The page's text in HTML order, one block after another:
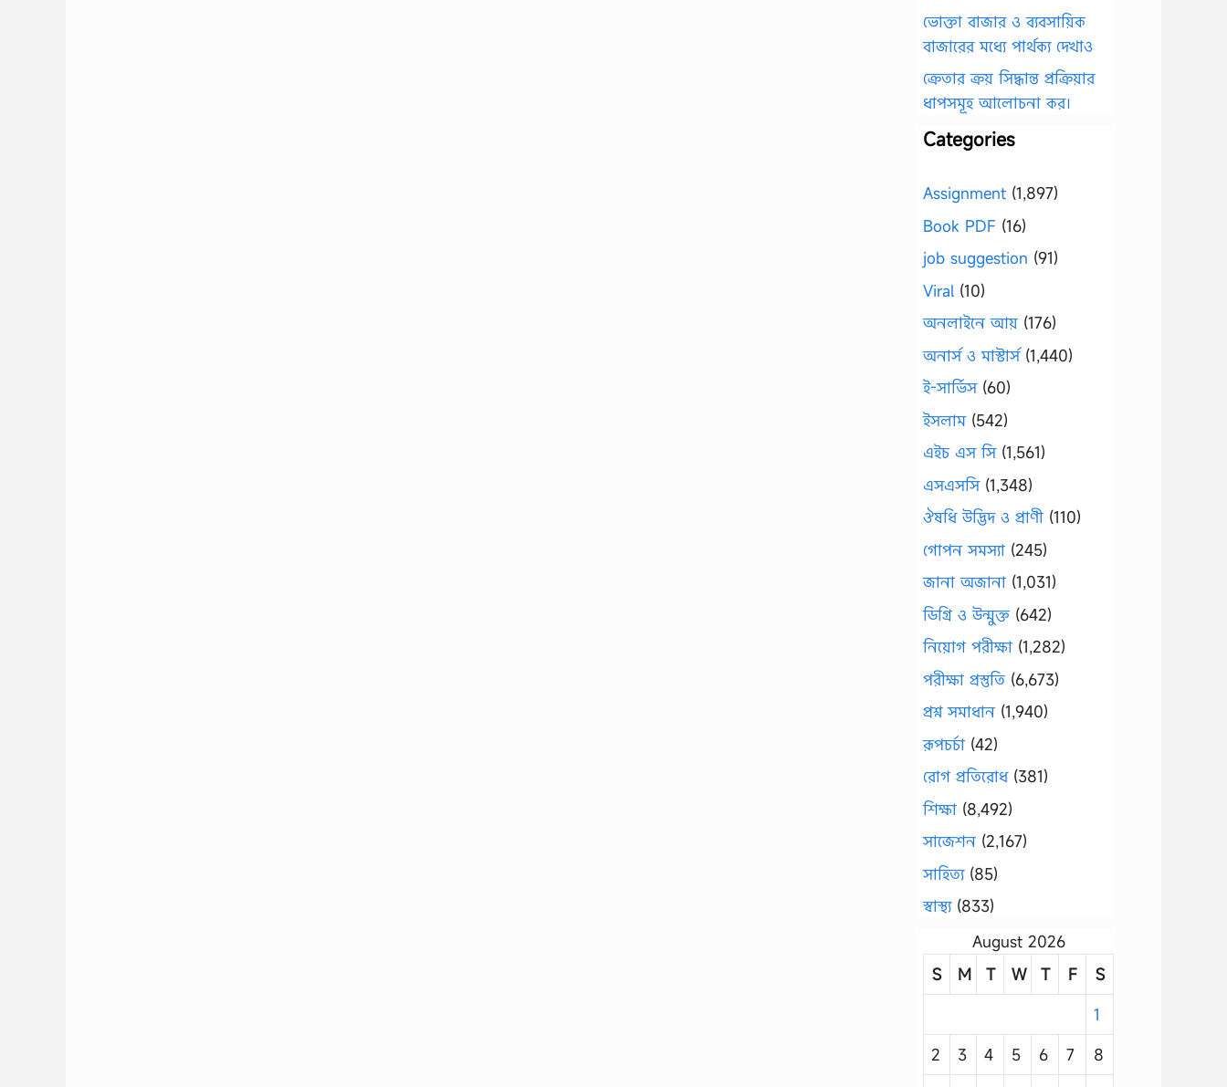
ভোক্তা বাজার ও ব্যবসায়িক
বাজারের মধ্যে পার্থক্য দেখাও
ক্রেতার ক্রয় সিদ্ধান্ত প্রক্রিয়ার
ধাপসমূহ আলোচনা কর।
Categories
Assignment (1,897)
Book PDF (16)
job suggestion (91)
Viral (10)
অনলাইনে আয় (176)
অনার্স ও মাস্টার্স(1,440)
ই-সার্ভিস(60)
ইসলাম(542)
এইচ এস সি(1,561)
এসএসসি(1,348)
ঔষধি উদ্ভিদ ও প্রাণী (110)
গোপন সমস্যা (245)
জানা অজানা (1,031)
ডিগ্রি ও উন্মুক্ত (642)
নিয়োগ পরীক্ষা (1,282)
পরীক্ষা প্রস্তুতি (6,673)
প্রশ্ন সমাধান (1,940)
রূপচর্চা (42)
রোগ প্রতিরোধ(381)
শিক্ষা (8,492)
সাজেশন (2,167)
সাহিত্য(85)
স্বাস্থ্য(833)
August 2026
S
M T W T F
S
1
2
3 4 5 6 7
8